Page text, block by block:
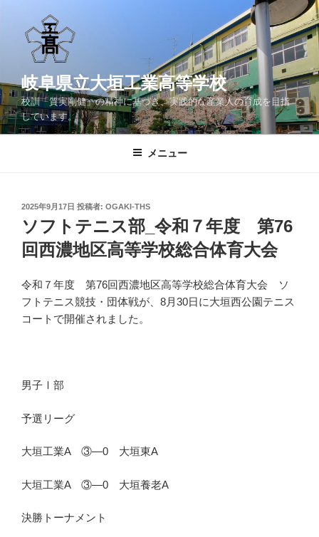
へ
ス
キ
岐阜県立大垣工業高等学校
校訓「質実剛健」の精神に基づき、実践的な産業人の育成を目指
しています。
メニュー
投
稿
日:
2025年9月17日 投稿者: OGAKI-THS
ソフトテニス部_令和７年度 第76
回西濃地区高等学校総合体育大会
令和７年度 第76回西濃地区高等学校総合体育大会 ソ
フトテニス競技・団体戦が、8月30日に大垣西公園テニス
コートで開催されました。
男子Ⅰ部
予選リーグ
大垣工業A ③―0 大垣東A
大垣工業A ③―0 大垣養老A
決勝トーナメント